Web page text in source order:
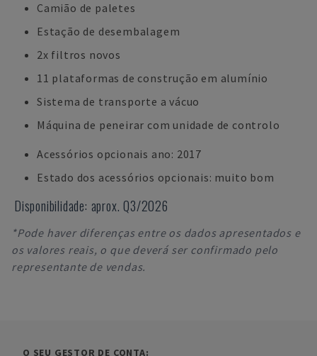
Camião de paletes
Estação de desembalagem
2x filtros novos
11 plataformas de construção em alumínio
Sistema de transporte a vácuo
Máquina de peneirar com unidade de controlo
Acessórios opcionais ano: 2017
Estado dos acessórios opcionais: muito bom
Disponibilidade: aprox. Q3/2026
*Pode haver diferenças entre os dados apresentados e
os valores reais, o que deverá ser confirmado pelo
representante de vendas.
O SEU GESTOR DE CONTA: